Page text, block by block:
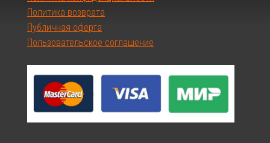
Политика возврата
Публичная оферта
Пользовательское соглашение